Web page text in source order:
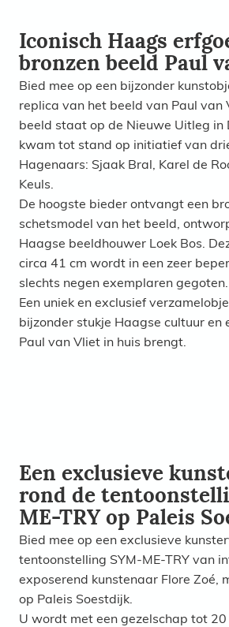
Iconisch Haags
bronzen beeld Paul
Bied mee op een bijzonder
replica van het beeld van Paul van
beeld staat op de Nieuwe Uitleg in
kwam tot stand op initiatief van
Hagenaars: Sjaak Bral, Karel de
Keuls.
De hoogste bieder ontvangt een
schetsmodel van het beeld,
Haagse beeldhouwer Loek Bos.
circa 41 cm wordt in een zeer
slechts negen exemplaren gegoten.
Een uniek en exclusief
bijzonder stukje Haagse cultuur en
Paul van Vliet in huis brengt.
Een exclusieve
rond de
ME-TRY op Paleis
Bied mee op een exclusieve
tentoonstelling SYM-ME-TRY van
exposerend kunstenaar Flore Zoé,
op Paleis Soestdijk.
U wordt met een gezelschap tot 20